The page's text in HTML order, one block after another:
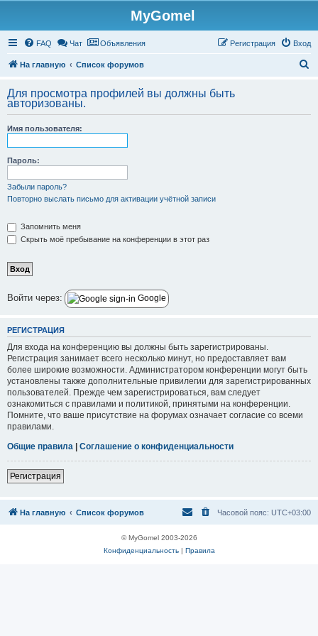
MyGomel
FAQ Чат Объявления Вход
Регистрация
На главную Список форумов
с
Для просмотра профилей вы должны быть
авторизованы.
Имя пользователя:
Пароль:
Забыли пароль?
Повторно выслать письмо для активации учётной записи
Запомнить меня
Скрыть моё пребывание на конференции в этот раз
Войти через: Google
РЕГИСТРАЦИЯ
Для входа на конференцию вы должны быть зарегистрированы.
Регистрация занимает всего несколько минут, но предоставляет вам
более широкие возможности. Администратором конференции могут быть
установлены также дополнительные привилегии для зарегистрированных
пользователей. Прежде чем зарегистрироваться, вам следует
ознакомиться с правилами и политикой, принятыми на конференции.
Помните, что ваше присутствие на форумах означает согласие со всеми
правилами.
Общие правила | Соглашение о конфиденциальности
Регистрация
На главную Список форумов Часовой пояс: UTC+03:00
© MyGomel 2003-2026
Конфиденциальность| Правила